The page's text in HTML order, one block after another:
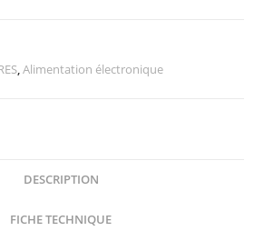
,Alimentation électronique
DESCRIPTION
FICHE TECHNIQUE